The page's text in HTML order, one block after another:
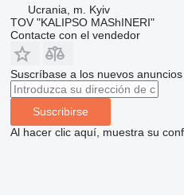
Ucrania, m. Kyiv
TOV "KALIPSO MAShINERI"
Contacte con el vendedor
Suscríbase a los nuevos
Suscribirse
Al hacer clic aquí, muestra su